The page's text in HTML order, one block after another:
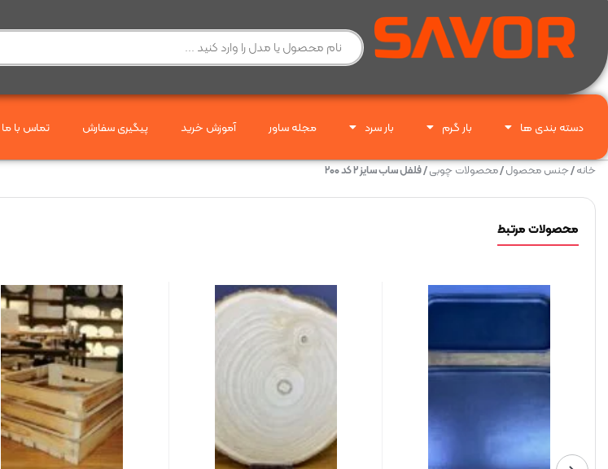
دسته بندی ها بار گرم بار سرد مجله ساور آموزش خرید پیگیری سفارش تماس با ما
خانه/جنس محصول/محصولات چوبی/ فلفل ساب سایز ۲ کد ۲۰۰
محصولات مرتبط